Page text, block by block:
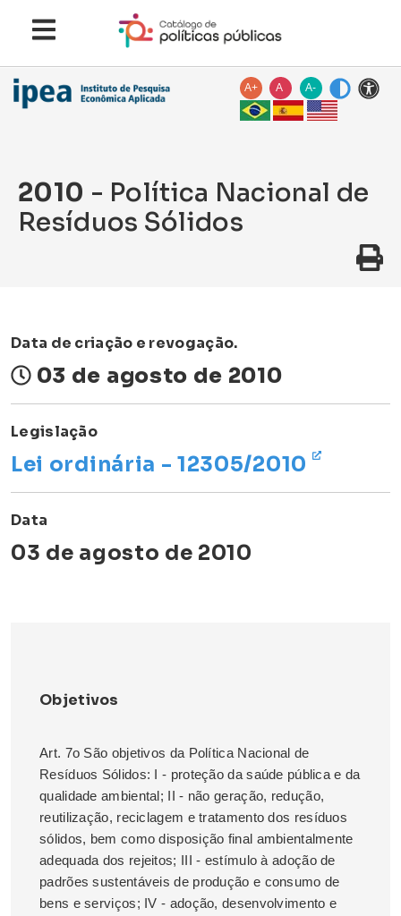
A+ A A-
2010 - Política Nacional de
Resíduos Sólidos
Data de criação e revogação.
03 de agosto de 2010
Legislação
Lei ordinária - 12305/2010
Data
03 de agosto de 2010
Objetivos
Art. 7o São objetivos da Política Nacional de
Resíduos Sólidos: I - proteção da saúde pública e da
qualidade ambiental; II - não geração, redução,
reutilização, reciclagem e tratamento dos resíduos
sólidos, bem como disposição final ambientalmente
adequada dos rejeitos; III - estímulo à adoção de
padrões sustentáveis de produção e consumo de
bens e serviços; IV - adoção, desenvolvimento e